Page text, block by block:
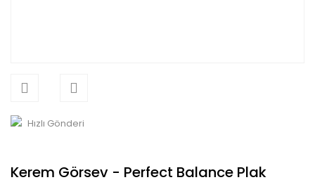
Hızlı Gönderi
Kerem Görsev - Perfect Balance Plak